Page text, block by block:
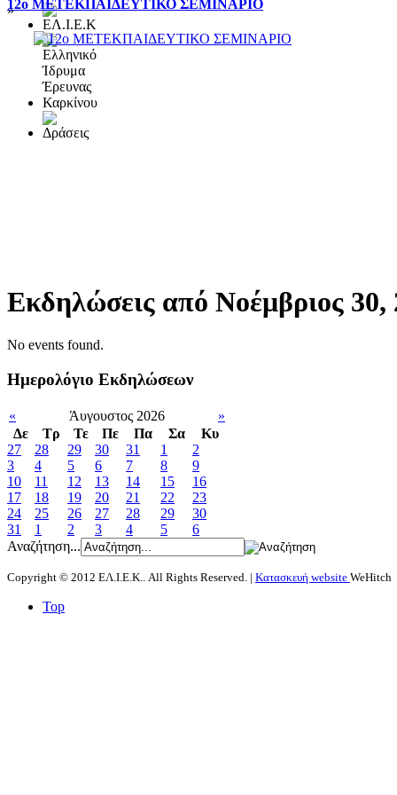
»
12ο ΜΕΤΕΚΠΑΙΔΕΥΤΙΚΟ ΣΕΜΙΝΑΡΙΟ
Εκδηλώσεις από Νοέμβριος 30,
No events found.
Ημερολόγιο Εκδηλώσεων
« Άυγουστος 2026
»
Δε
Tρ Τε Πε Πα Σα
Κυ
27
28 29 30 31 1
2
3
4 5 6 7 8
9
10
11 12 13 14 15
16
17
18 19 20 21 22
23
24
25 26 27 28 29
30
31
1 2 3 4 5
6
Αναζήτηση...
Copyright © 2012 ΕΛ.Ι.Ε.Κ.. All Rights Reserved. | Κατασκευή website WeHitch
Top